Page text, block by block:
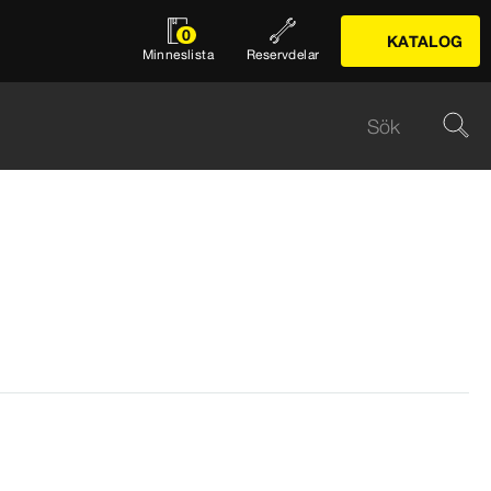
0
Minneslista Reservdelar
KATALOG